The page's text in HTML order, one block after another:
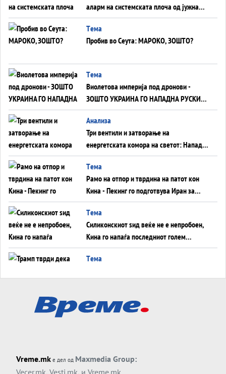
аларм на системската плоча од јужна
Германија до Црното Море...
Tема
Пробив во Сеута: МАРОКО, ЗОШТО?
Tема
Виолетова империја под дронови -
ЗОШТО УКРАИНА ГО НАПАДНА РУСКИОТ
WILDBERRIES
Aнализа
Три вентили и затворање на
енергетската комора на светот: Нападот
во Суец најавува глобален енергетски
инфаркт?
Tема
Рамо на отпор и тврдина на патот кон
Кина - Пекинг го подготвува Иран за
американска копнена инвазија
Tема
Силиконскиот ѕид веќе не е непробоен,
Кина го напаѓа последниот голем
монопол на Западот?
Tема
Tема
ДЛАБОКО УДОЛУ: Сметководствените
АТОМСКО ДОМИНО НА БЛИСКИОТ
Vreme.mk е дел од Maxmedia Group:
Vecer.mk, Vesti.mk, и Vreme.mk